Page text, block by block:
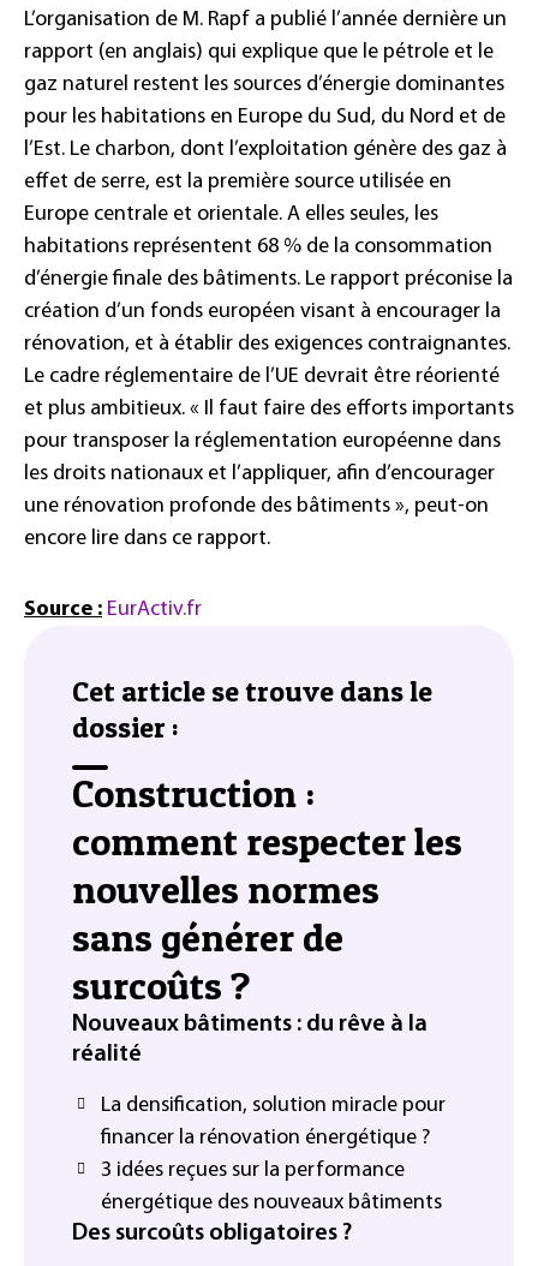
L’organisation de M. Rapf a publié l’année dernière un
rapport (en anglais) qui explique que le pétrole et le
gaz naturel restent les sources d’énergie dominantes
pour les habitations en Europe du Sud, du Nord et de
l’Est. Le charbon, dont l’exploitation génère des gaz à
effet de serre, est la première source utilisée en
Europe centrale et orientale. A elles seules, les
habitations représentent 68 % de la consommation
d’énergie finale des bâtiments. Le rapport préconise la
création d’un fonds européen visant à encourager la
rénovation, et à établir des exigences contraignantes.
Le cadre réglementaire de l’UE devrait être réorienté
et plus ambitieux. « Il faut faire des efforts importants
pour transposer la réglementation européenne dans
les droits nationaux et l’appliquer, afin d’encourager
une rénovation profonde des bâtiments », peut-on
encore lire dans ce rapport.
Source : EurActiv.fr
Cet article se trouve dans le
dossier :
Construction :
comment respecter les
nouvelles normes
sans générer de
surcoûts ?
Nouveaux bâtiments : du rêve à la
réalité
La densification, solution miracle pour
financer la rénovation énergétique ?
3 idées reçues sur la performance
énergétique des nouveaux bâtiments
Des surcoûts obligatoires ?